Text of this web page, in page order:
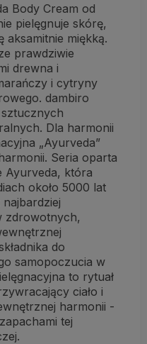
Body Cream od
pielęgnuje skórę,
aksamitnie miękką.
prawdziwie
drewna i
i cytryny
dambiro
sztucznych
Dla harmonii
„Ayurveda”
Seria oparta
Ayurveda, która
około 5000 lat
zdrowotnych,
do
samopoczucia w
to rytuał
ciało i
harmonii -
tej